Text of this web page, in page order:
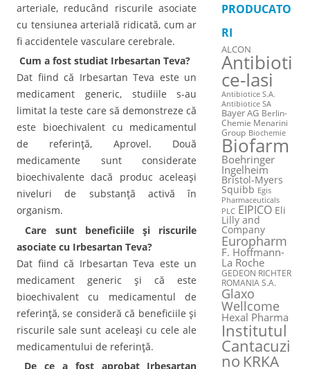
arteriale, reducând riscurile asociate
cu tensiunea arterială ridicată, cum ar
fi accidentele vasculare cerebrale.
Cum a fost studiat Irbesartan Teva?
Dat fiind că Irbesartan Teva este un
medicament generic, studiile s-au
limitat la teste care să demonstreze că
este bioechivalent cu medicamentul
de referinţă, Aprovel. Două
medicamente sunt considerate
bioechivalente dacă produc aceleaşi
niveluri de substanţă activă în
organism.
Care sunt beneficiile şi riscurile
asociate cu Irbesartan Teva?
Dat fiind că Irbesartan Teva este un
medicament generic şi că este
bioechivalent cu medicamentul de
referinţă, se consideră că beneficiile şi
riscurile sale sunt aceleaşi cu cele ale
medicamentului de referinţă.
De ce a fost aprobat Irbesartan
PRODUCATO
RI
ALCON
Antibioti
ce-Iasi
Antibiotice S.A.
Antibiotice SA
Bayer AG Berlin-
Chemie Menarini
Group Biochemie
Biofarm
Boehringer
Ingelheim
Bristol-Myers
Squibb Egis
Pharmaceuticals
PLC EIPICO Eli
Lilly and
Company
Europharm
F. Hoffmann-
La Roche
GEDEON RICHTER
ROMANIA S.A.
Glaxo
Wellcome
Hexal Pharma
Institutul
Cantacuzi
no KRKA